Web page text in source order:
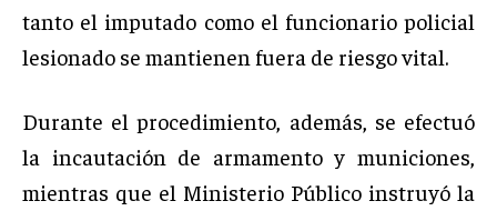
tanto el imputado como el funcionario policial
lesionado se mantienen fuera de riesgo vital.
Durante el procedimiento, además, se efectuó
la incautación de armamento y municiones,
mientras que el Ministerio Público instruyó la